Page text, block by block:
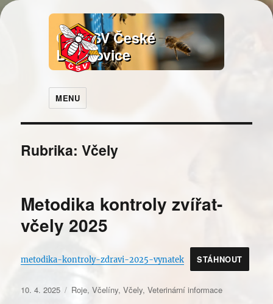
OO ČSV České
Budějovice
MENU
Rubrika:Včely
Metodika kontroly zvířat-
včely 2025
metodika-kontroly-zdravi-2025-vynatek STÁHNOUT
Publikováno:
10. 4. 2025 Rubriky:
Roje,Včelíny,Včely,Veterinární informace